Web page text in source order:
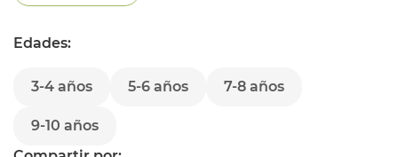
Edades:
3-4 años 5-6 años 7-8 años
9-10 años